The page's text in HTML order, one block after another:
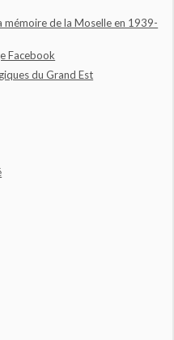
de la Moselle en 1939-
Facebook
du Grand Est